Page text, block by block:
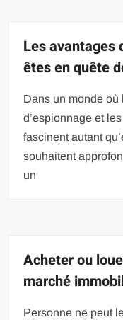
Les avantages
êtes en quête
Dans un monde où
d’espionnage et
fascinent autant
souhaitent
un
Acheter ou
marché
Personne ne peut